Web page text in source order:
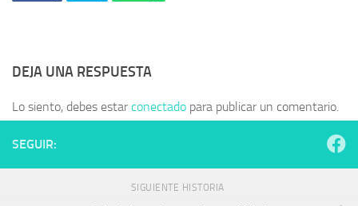
DEJA UNA RESPUESTA
Lo siento, debes estarconectado para publicar un comentario.
SEGUIR:
SIGUIENTE HISTORIA